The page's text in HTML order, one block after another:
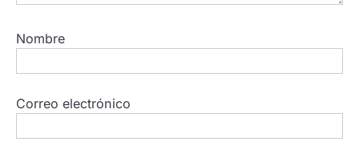
Nombre
Correo electrónico